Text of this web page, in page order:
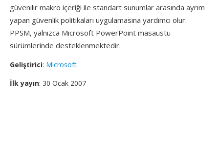
güvenilir makro içeriği ile standart sunumlar arasında ayrım
yapan güvenlik politikaları uygulamasına yardımcı olur.
PPSM, yalnızca Microsoft PowerPoint masaüstü
sürümlerinde desteklenmektedir.
Geliştirici: Microsoft
İlk yayın: 30 Ocak 2007